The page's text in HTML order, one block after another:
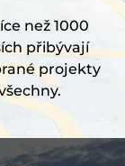
než 1000
přibývají
projekty